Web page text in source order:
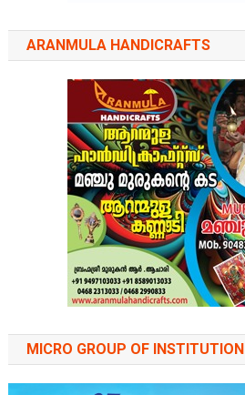
ARANMULA HANDICRAFTS
MICRO GROUP OF INSTITUTION